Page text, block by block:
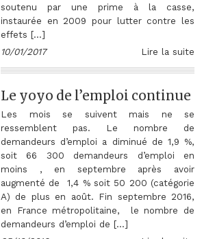
soutenu par une prime à la casse,
instaurée en 2009 pour lutter contre les
effets […]
10/01/2017
Lire la suite
Le yoyo de l’emploi continue
Les mois se suivent mais ne se
ressemblent pas. Le nombre de
demandeurs d’emploi a diminué de 1,9 %,
soit 66 300 demandeurs d’emploi en
moins , en septembre après avoir
augmenté de 1,4 % soit 50 200 (catégorie
A) de plus en août. Fin septembre 2016,
en France métropolitaine, le nombre de
demandeurs d’emploi de […]